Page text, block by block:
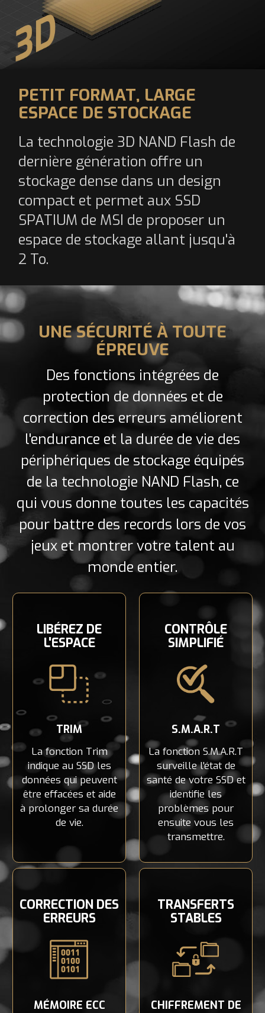
PETIT FORMAT, LARGE
ESPACE DE STOCKAGE
La technologie 3D NAND Flash de
dernière génération offre un
stockage dense dans un design
compact et permet aux SSD
SPATIUM de MSI de proposer un
espace de stockage allant jusqu'à
2 To.
UNE SÉCURITÉ À TOUTE
ÉPREUVE
Des fonctions intégrées de
protection de données et de
correction des erreurs améliorent
l'endurance et la durée de vie des
périphériques de stockage équipés
de la technologie NAND Flash, ce
qui vous donne toutes les capacités
pour battre des records lors de vos
jeux et montrer votre talent au
monde entier.
LIBÉREZ DE
L'ESPACE
TRIM
La fonction Trim
indique au SSD les
données qui peuvent
être effacées et aide
à prolonger sa durée
de vie.
CONTRÔLE
SIMPLIFIÉ
S.M.A.R.T
La fonction S.M.A.R.T
surveille l'état de
santé de votre SSD et
identifie les
problèmes pour
ensuite vous les
transmettre.
CORRECTION DES
ERREURS
MÉMOIRE ECC
TRANSFERTS
STABLES
CHIFFREMENT DE